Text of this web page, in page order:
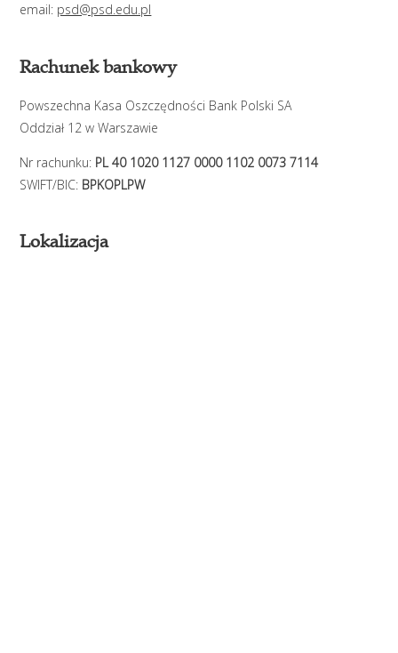
email: psd@psd.edu.pl
Rachunek bankowy
Powszechna Kasa Oszczędności Bank Polski SA
Oddział 12 w Warszawie
Nr rachunku: PL 40 1020 1127 0000 1102 0073 7114
SWIFT/BIC: BPKOPLPW
Lokalizacja